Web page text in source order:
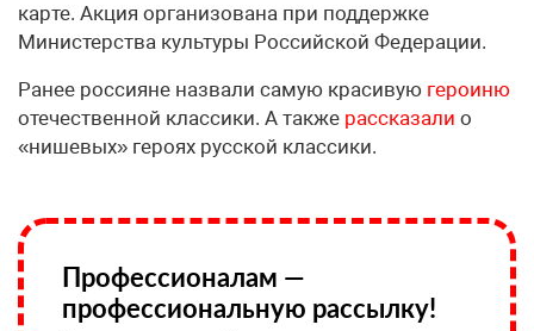
карте. Акция организована при поддержке
Министерства культуры Российской Федерации.
Ранее россияне назвали самую красивую героиню
отечественной классики. А также рассказали о
«нишевых» героях русской классики.
Профессионалам —
профессиональную рассылку!